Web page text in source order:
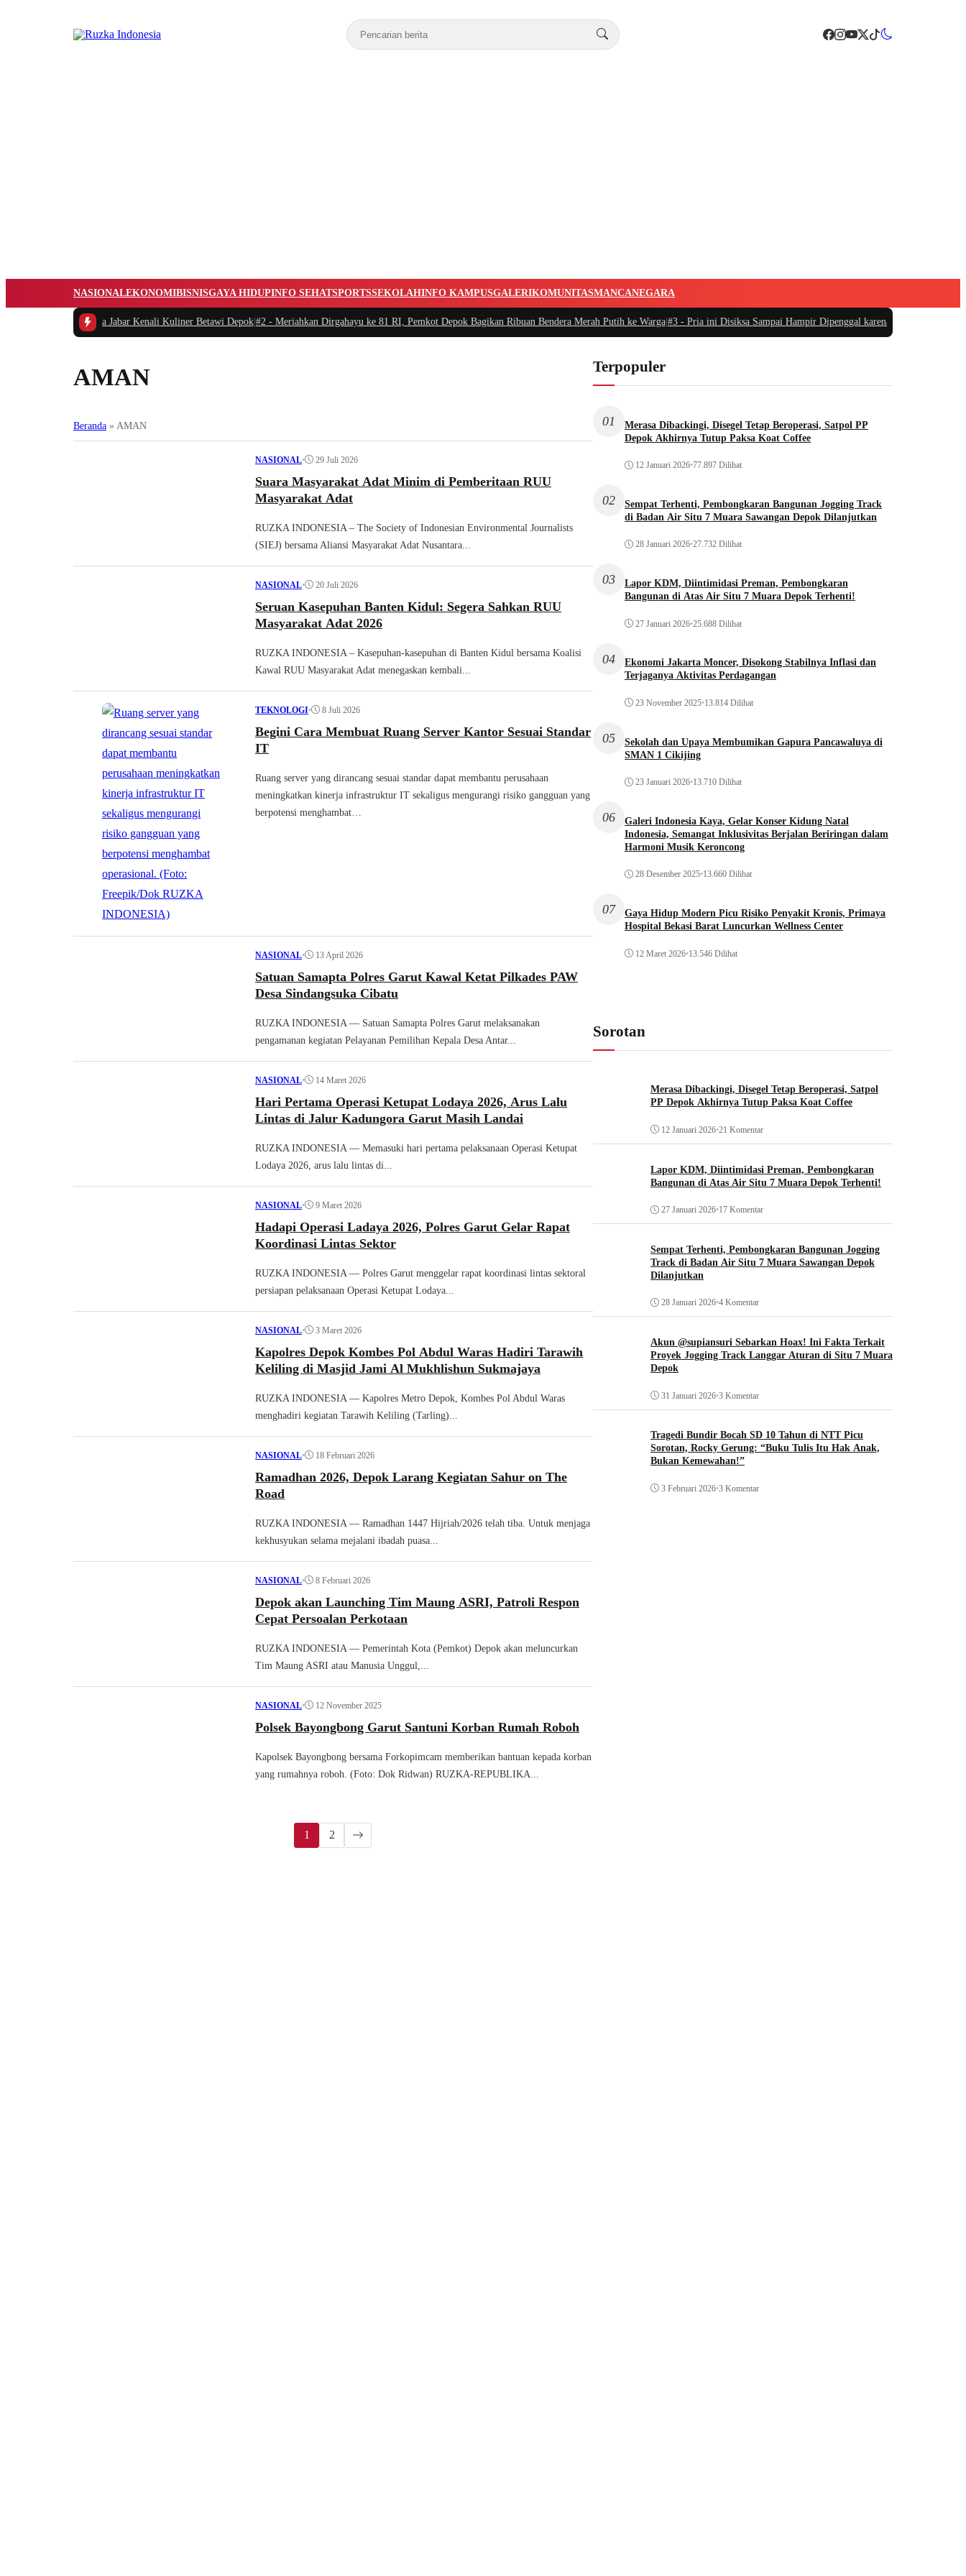
NASIONALEKONOMIBISNISGAYA HIDUPINFO SEHATSPORTSSEKOLAHINFO KAMPUSGALERIKOMUNITASMANCANEGARA
Bimbing Moka Jabar Kenali Kuliner Betawi Depok|#2 - Meriahkan Dirgahayu ke 81 RI, Pemkot Depok Bagikan Ribuan Bendera Merah Putih ke Warga|#3 - Pria ini Disiksa Sampai Hampir Dipenggal karena Memastikan Dunia
AMAN
Beranda » AMAN
NASIONAL• 29 Juli 2026
Suara Masyarakat Adat Minim di Pemberitaan RUU
Masyarakat Adat
RUZKA INDONESIA – The Society of Indonesian Environmental Journalists
(SIEJ) bersama Aliansi Masyarakat Adat Nusantara...
NASIONAL• 20 Juli 2026
Seruan Kasepuhan Banten Kidul: Segera Sahkan RUU
Masyarakat Adat 2026
RUZKA INDONESIA – Kasepuhan-kasepuhan di Banten Kidul bersama Koalisi
Kawal RUU Masyarakat Adat menegaskan kembali...
TEKNOLOGI• 8 Juli 2026
Begini Cara Membuat Ruang Server Kantor Sesuai Standar
IT
Ruang server yang dirancang sesuai standar dapat membantu perusahaan
meningkatkan kinerja infrastruktur IT sekaligus mengurangi risiko gangguan yang
berpotensi menghambat…
NASIONAL• 13 April 2026
Satuan Samapta Polres Garut Kawal Ketat Pilkades PAW
Desa Sindangsuka Cibatu
RUZKA INDONESIA — Satuan Samapta Polres Garut melaksanakan
pengamanan kegiatan Pelayanan Pemilihan Kepala Desa Antar...
NASIONAL• 14 Maret 2026
Hari Pertama Operasi Ketupat Lodaya 2026, Arus Lalu
Lintas di Jalur Kadungora Garut Masih Landai
RUZKA INDONESIA — Memasuki hari pertama pelaksanaan Operasi Ketupat
Lodaya 2026, arus lalu lintas di...
NASIONAL• 9 Maret 2026
Hadapi Operasi Ladaya 2026, Polres Garut Gelar Rapat
Koordinasi Lintas Sektor
RUZKA INDONESIA — Polres Garut menggelar rapat koordinasi lintas sektoral
persiapan pelaksanaan Operasi Ketupat Lodaya...
NASIONAL• 3 Maret 2026
Kapolres Depok Kombes Pol Abdul Waras Hadiri Tarawih
Keliling di Masjid Jami Al Mukhlishun Sukmajaya
RUZKA INDONESIA — Kapolres Metro Depok, Kombes Pol Abdul Waras
menghadiri kegiatan Tarawih Keliling (Tarling)...
NASIONAL• 18 Februari 2026
Ramadhan 2026, Depok Larang Kegiatan Sahur on The
Road
RUZKA INDONESIA — Ramadhan 1447 Hijriah/2026 telah tiba. Untuk menjaga
kekhusyukan selama mejalani ibadah puasa...
NASIONAL• 8 Februari 2026
Depok akan Launching Tim Maung ASRI, Patroli Respon
Cepat Persoalan Perkotaan
RUZKA INDONESIA — Pemerintah Kota (Pemkot) Depok akan meluncurkan
Tim Maung ASRI atau Manusia Unggul,...
NASIONAL• 12 November 2025
Polsek Bayongbong Garut Santuni Korban Rumah Roboh
Kapolsek Bayongbong bersama Forkopimcam memberikan bantuan kepada korban
yang rumahnya roboh. (Foto: Dok Ridwan) RUZKA-REPUBLIKA...
1 2
Terpopuler
01
Merasa Dibackingi, Disegel Tetap Beroperasi, Satpol PP
Depok Akhirnya Tutup Paksa Koat Coffee
12 Januari 2026•77.897 Dilihat
02
Sempat Terhenti, Pembongkaran Bangunan Jogging Track
di Badan Air Situ 7 Muara Sawangan Depok Dilanjutkan
28 Januari 2026•27.732 Dilihat
03
Lapor KDM, Diintimidasi Preman, Pembongkaran
Bangunan di Atas Air Situ 7 Muara Depok Terhenti!
27 Januari 2026•25.688 Dilihat
04
Ekonomi Jakarta Moncer, Disokong Stabilnya Inflasi dan
Terjaganya Aktivitas Perdagangan
23 November 2025•13.814 Dilihat
05
Sekolah dan Upaya Membumikan Gapura Pancawaluya di
SMAN 1 Cikijing
23 Januari 2026•13.710 Dilihat
06
Galeri Indonesia Kaya, Gelar Konser Kidung Natal
Indonesia, Semangat Inklusivitas Berjalan Beriringan dalam
Harmoni Musik Keroncong
28 Desember 2025•13.660 Dilihat
07
Gaya Hidup Modern Picu Risiko Penyakit Kronis, Primaya
Hospital Bekasi Barat Luncurkan Wellness Center
12 Maret 2026•13.546 Dilihat
Sorotan
Merasa Dibackingi, Disegel Tetap Beroperasi, Satpol
PP Depok Akhirnya Tutup Paksa Koat Coffee
12 Januari 2026•21 Komentar
Lapor KDM, Diintimidasi Preman, Pembongkaran
Bangunan di Atas Air Situ 7 Muara Depok Terhenti!
27 Januari 2026•17 Komentar
Sempat Terhenti, Pembongkaran Bangunan Jogging
Track di Badan Air Situ 7 Muara Sawangan Depok
Dilanjutkan
28 Januari 2026•4 Komentar
Akun @supiansuri Sebarkan Hoax! Ini Fakta Terkait
Proyek Jogging Track Langgar Aturan di Situ 7 Muara
Depok
31 Januari 2026•3 Komentar
Tragedi Bundir Bocah SD 10 Tahun di NTT Picu
Sorotan, Rocky Gerung: “Buku Tulis Itu Hak Anak,
Bukan Kemewahan!”
3 Februari 2026•3 Komentar